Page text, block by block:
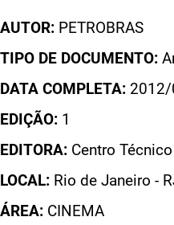
AUTOR: PETROBRAS
TIPO DE DOCUMENTO:
DATA COMPLETA:
EDIÇÃO: 1
EDITORA: Centro
LOCAL: Rio de Janeiro -
ÁREA: CINEMA